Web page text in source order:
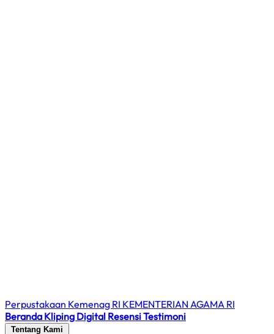
Perpustakaan Kemenag RI KEMENTERIAN AGAMA RI
Beranda Kliping Digital ResensiTestimoni
Tentang Kami